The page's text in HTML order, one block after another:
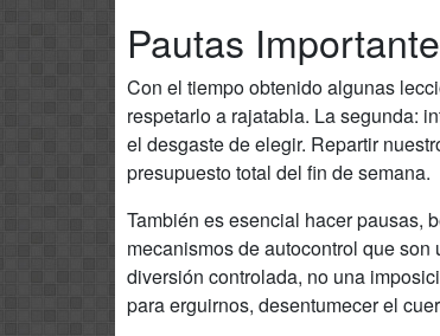
Pautas
Con el tiempo obtenido algunas
respetarlo a rajatabla. La segunda:
el desgaste de elegir. Repartir
presupuesto total del fin de semana.
También es esencial hacer pausas,
mecanismos de autocontrol que
diversión controlada, no una
para erguirnos, desentumecer el